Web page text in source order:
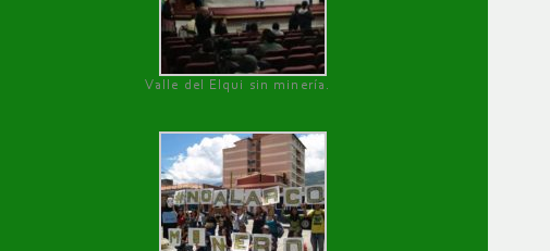
Valle del Elqui sin minería.